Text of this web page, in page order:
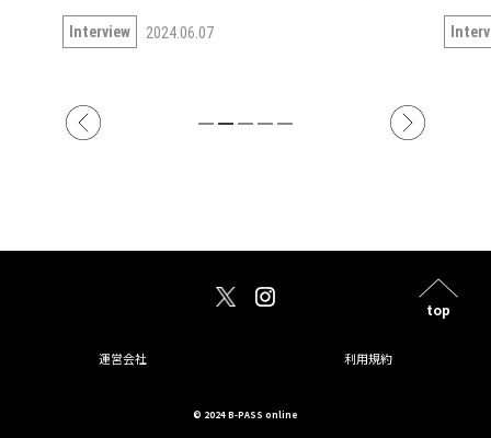
Interview 2025.01.07
top
運営会社 利用規約
© 2024 B-PASS online